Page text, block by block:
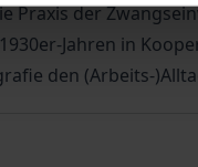
Praxis der
Jahren in
den (Arbeits-